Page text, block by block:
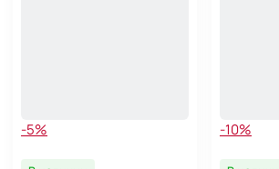
-5% -10%